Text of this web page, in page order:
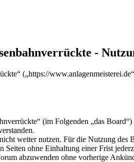
-
(„https://
(im Folgenden „das
weiter nutzen. Für die Nutzung
ohne Einhaltung einer Frist
abzuwenden ohne vorherige